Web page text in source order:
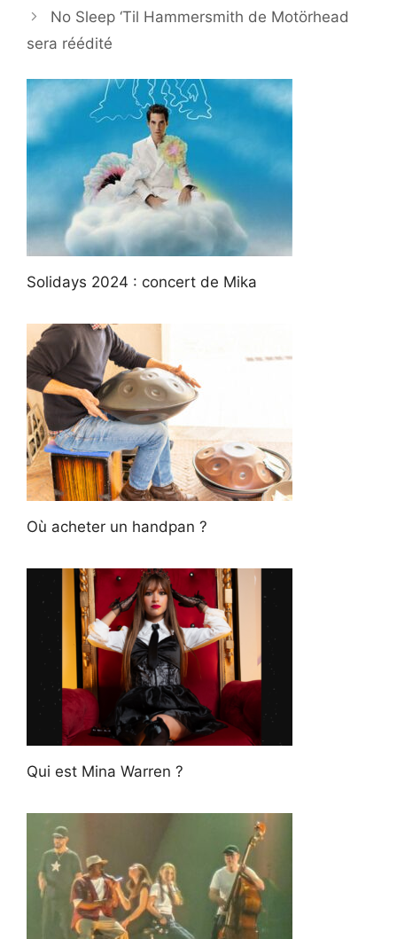
No Sleep ‘Til Hammersmith de Motörhead
sera réédité
Solidays 2024 : concert de Mika
Où acheter un handpan ?
Qui est Mina Warren ?